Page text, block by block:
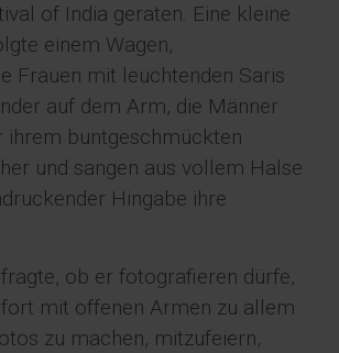
of India geraten. Eine kleine
einem Wagen,
Frauen mit leuchtenden Saris
auf dem Arm, die Männer
ihrem buntgeschmückten
und sangen aus vollem Halse
Hingabe ihre
ob er fotografieren dürfe,
mit offenen Armen zu allem
zu machen, mitzufeiern,